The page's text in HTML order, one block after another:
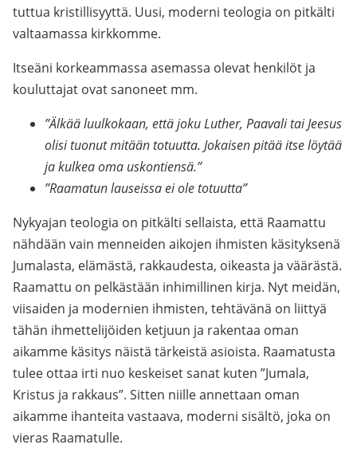
tuttua kristillisyyttä. Uusi, moderni teologia on pitkälti
valtaamassa kirkkomme.
Itseäni korkeammassa asemassa olevat henkilöt ja
kouluttajat ovat sanoneet mm.
”Älkää luulkokaan, että joku Luther, Paavali tai Jeesus
olisi tuonut mitään totuutta. Jokaisen pitää itse löytää
ja kulkea oma uskontiensä.”
”Raamatun lauseissa ei ole totuutta”
Nykyajan teologia on pitkälti sellaista, että Raamattu
nähdään vain menneiden aikojen ihmisten käsityksenä
Jumalasta, elämästä, rakkaudesta, oikeasta ja väärästä.
Raamattu on pelkästään inhimillinen kirja. Nyt meidän,
viisaiden ja modernien ihmisten, tehtävänä on liittyä
tähän ihmettelijöiden ketjuun ja rakentaa oman
aikamme käsitys näistä tärkeistä asioista. Raamatusta
tulee ottaa irti nuo keskeiset sanat kuten ”Jumala,
Kristus ja rakkaus”. Sitten niille annettaan oman
aikamme ihanteita vastaava, moderni sisältö, joka on
vieras Raamatulle.